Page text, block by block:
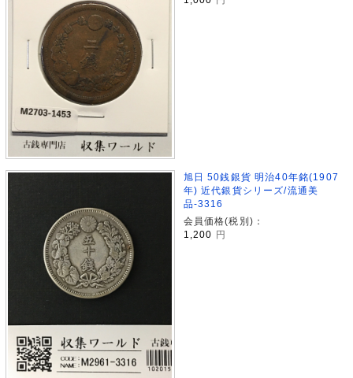
旭日 50銭銀貨 明治40年銘(1907
年) 近代銀貨シリーズ/流通美
品-3316
会員価格(税別)：
1,200 円